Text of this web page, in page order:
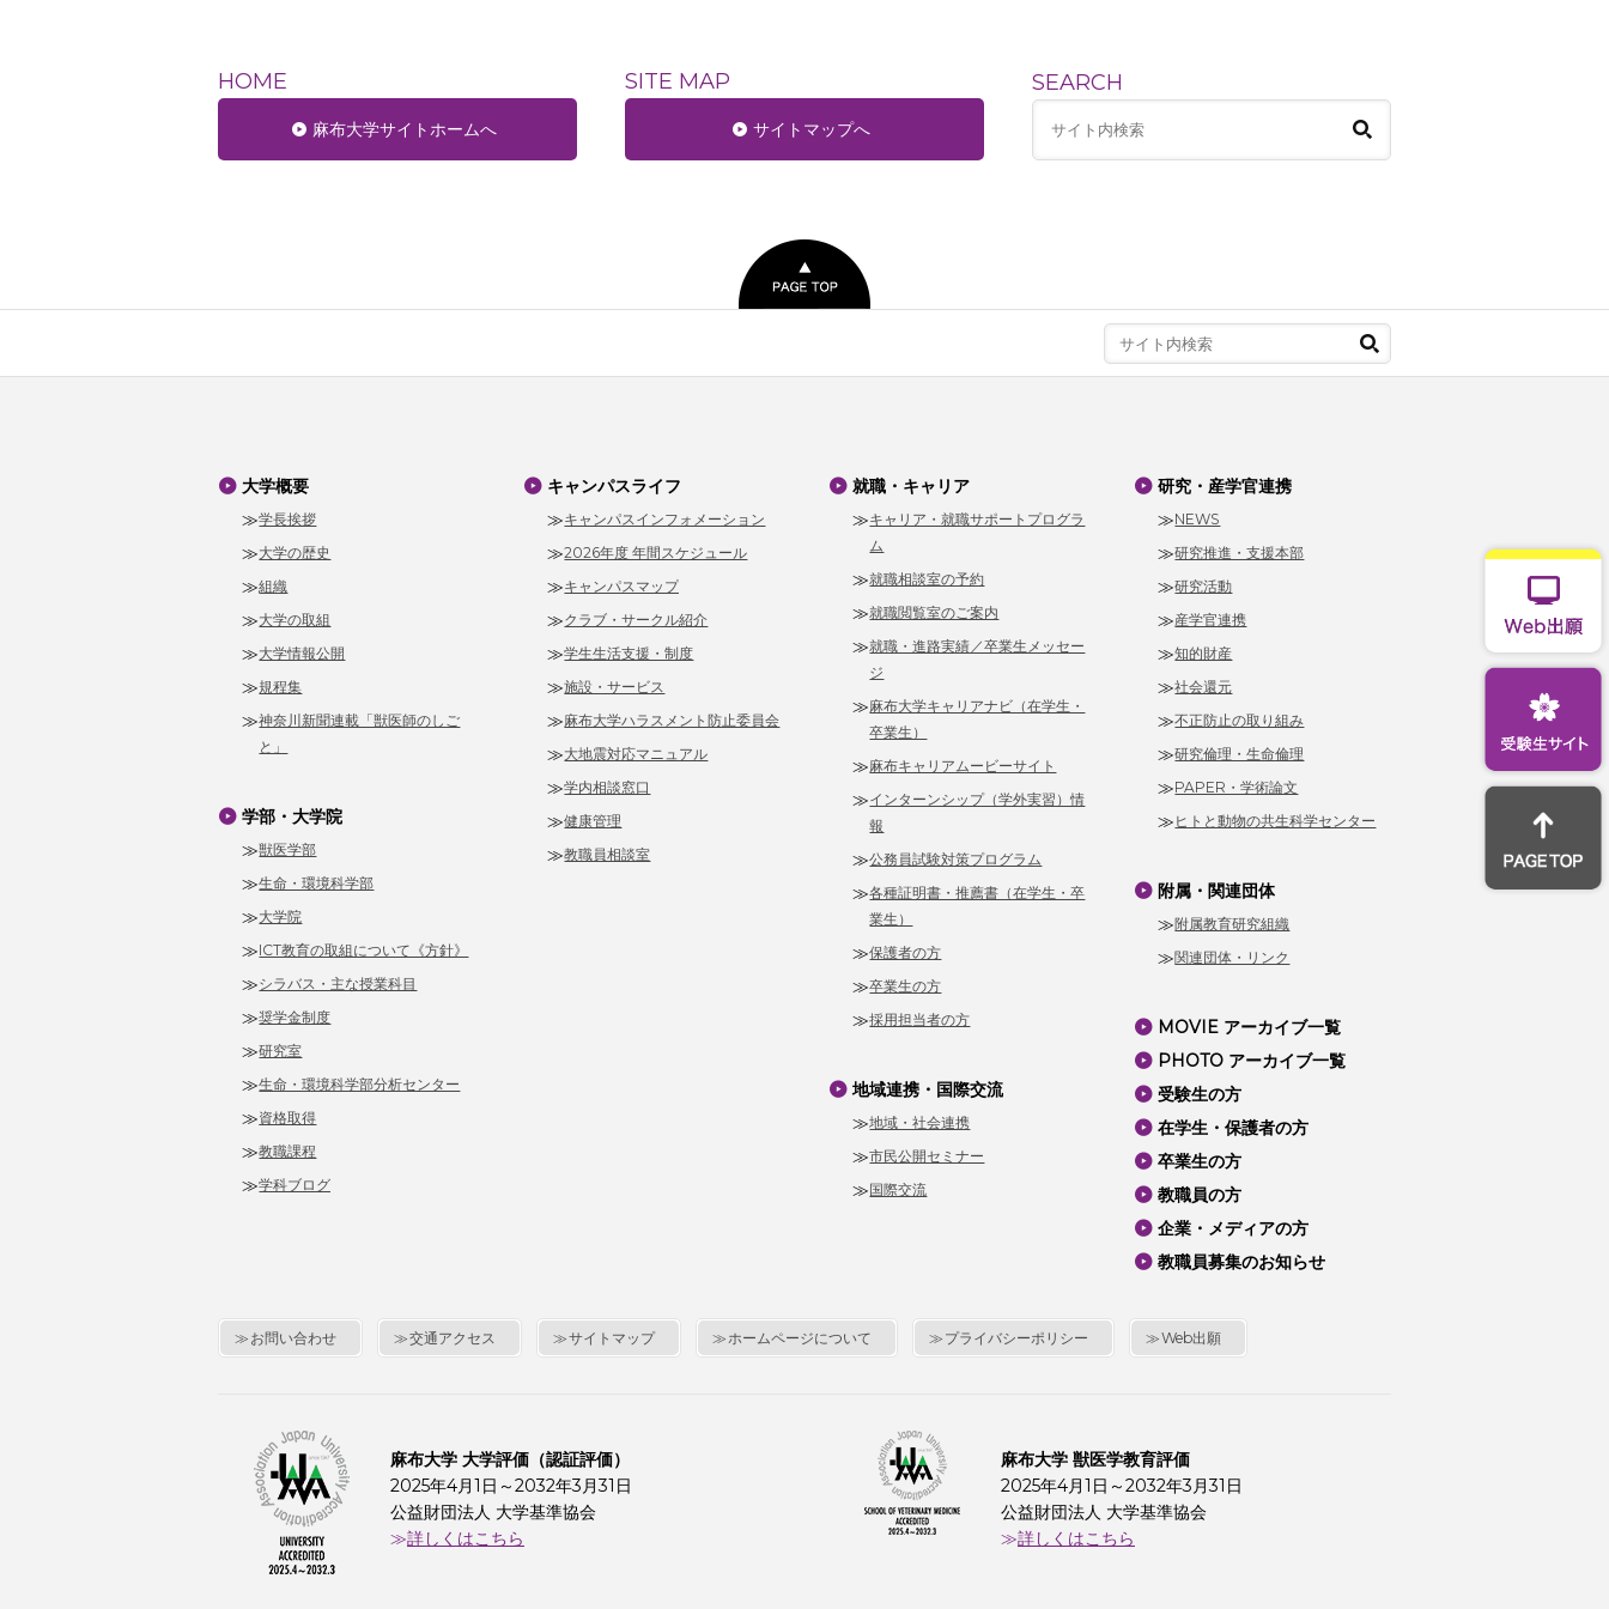
HOME
麻布大学サイトホームへ
SITE MAP
サイトマップへ
SEARCH
大学概要
学長挨拶
大学の歴史
組織
大学の取組
大学情報公開
規程集
神奈川新聞連載「獣医師のしご
と」
学部・大学院
獣医学部
生命・環境科学部
大学院
ICT教育の取組について《方針》
シラバス・主な授業科目
奨学金制度
研究室
生命・環境科学部分析センター
資格取得
教職課程
学科ブログ
キャンパスライフ
キャンパスインフォメーション
2026年度 年間スケジュール
キャンパスマップ
クラブ・サークル紹介
学生生活支援・制度
施設・サービス
麻布大学ハラスメント防止委員会
大地震対応マニュアル
学内相談窓口
健康管理
教職員相談室
就職・キャリア
キャリア・就職サポートプログラ
ム
就職相談室の予約
就職閲覧室のご案内
就職・進路実績／卒業生メッセー
ジ
麻布大学キャリアナビ（在学生・
卒業生）
麻布キャリアムービーサイト
インターンシップ（学外実習）情
報
公務員試験対策プログラム
各種証明書・推薦書（在学生・卒
業生）
保護者の方
卒業生の方
採用担当者の方
地域連携・国際交流
地域・社会連携
市民公開セミナー
国際交流
研究・産学官連携
NEWS
研究推進・支援本部
研究活動
産学官連携
知的財産
社会還元
不正防止の取り組み
研究倫理・生命倫理
PAPER・学術論文
ヒトと動物の共生科学センター
附属・関連団体
附属教育研究組織
関連団体・リンク
MOVIE アーカイブ一覧
PHOTO アーカイブ一覧
受験生の方
在学生・保護者の方
卒業生の方
教職員の方
企業・メディアの方
教職員募集のお知らせ
お問い合わせ 交通アクセス サイトマップ ホームページについて プライバシーポリシー Web出願
麻布大学 大学評価（認証評価）
2025年4月1日～2032年3月31日
公益財団法人 大学基準協会
詳しくはこちら
麻布大学 獣医学教育評価
2025年4月1日～2032年3月31日
公益財団法人 大学基準協会
詳しくはこちら